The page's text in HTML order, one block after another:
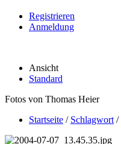
Registrieren
Anmeldung
Ansicht
Standard
Fotos von Thomas Heier
Startseite / Schlagwort /